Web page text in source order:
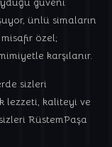
ünlü simaların
özel;
karşılanır.
sizleri
lezzeti, kaliteyi ve
RüstemPaşa